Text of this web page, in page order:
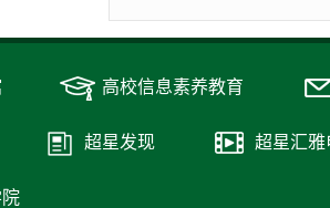
高校信息素养教育
超星发现 超星汇雅